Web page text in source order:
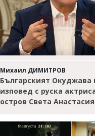
Михаил ДИМИТРОВ
Българският Окуджава
изповед с руска
остров Света